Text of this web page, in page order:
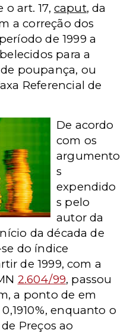
o art. 17, caput, da
a correção dos
de 1999 a
para a
poupança, ou
Referencial de
De acordo
com os
argumento
s
expendido
s pelo
autor da
da década de
do índice
de 1999,com a
2.604/99, passou
a ponto de em
enquanto o
Preços ao